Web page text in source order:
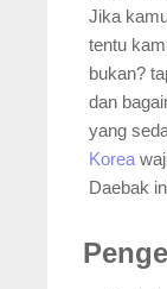
Jika
tentu
bukan?
dan
yang
Korea
Daebak